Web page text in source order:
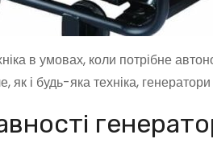
в умовах, коли потрібне
як і будь-яка техніка,